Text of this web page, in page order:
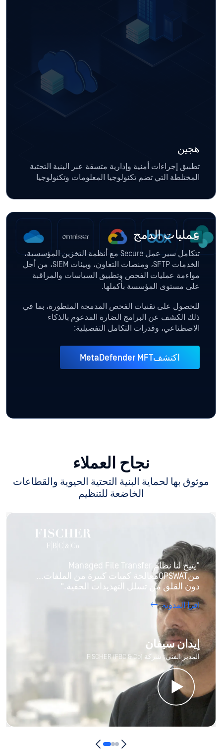
هجين
تطبيق إجراءات أمنية وإدارية متسقة عبر البنية التحتية
المختلطة التي تضم تكنولوجيا المعلومات وتكنولوجيا
عمليات الدمج
تتكامل سير عمل Secure مع أنظمة التخزين المؤسسية،
الخدمات SFTP، ومنصات التعاون، وبيئات SIEM، من أجل
مواءمة عمليات الفحص وتطبيق السياسات والمراقبة
على مستوى المؤسسة بأكملها.
للحصول على تقنيات الفحص المدمجة المتطورة، بما في
ذلك الكشف عن البرامج الضارة المدعوم بالذكاء
الاصطناعي، وقدرات التكامل التفصيلية:
اكتشفMetaDefender MFT
نجاح العملاء
موثوق بها لحماية البنية التحتية الحيوية والقطاعات
الخاضعة للتنظيم
"يتيح لنا نظام Managed File Transfer
منOPSWATمعالجة كميات كبيرة من الملفات...
دون القلق من تسلل التهديدات الخفية."
اقرأ المدونة
إيدان سيفان
المدير الفني، شركة FISCHER (FBC & Co)